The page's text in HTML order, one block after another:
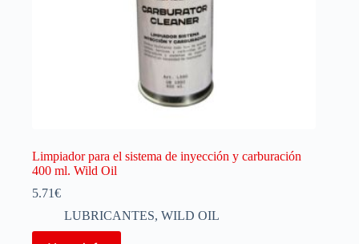
Limpiador para el sistema de inyección y carburación
400 ml. Wild Oil
5.71€
LUBRICANTES, WILD OIL